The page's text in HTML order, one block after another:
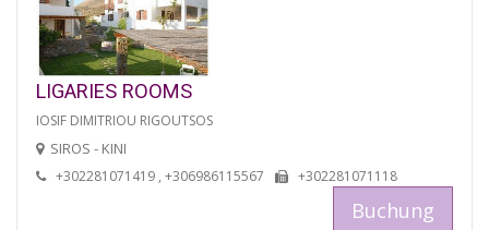
LIGARIES ROOMS
IOSIF DIMITRIOU RIGOUTSOS
SIROS - KINI
+302281071419 , +306986115567 +302281071118
Buchung